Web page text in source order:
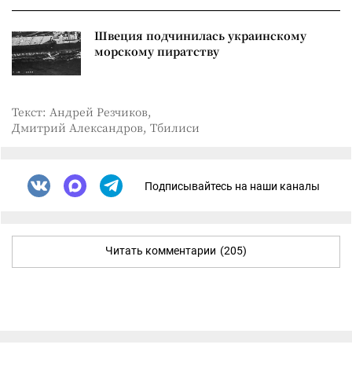
Швеция подчинилась украинскому
морскому пиратству
Текст: Андрей Резчиков,
Дмитрий Александров, Тбилиси
Подписывайтесь на наши каналы
Читать комментарии (205)